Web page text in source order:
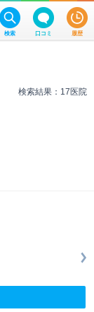
検索 口コミ 履歴
検索結果：17医院